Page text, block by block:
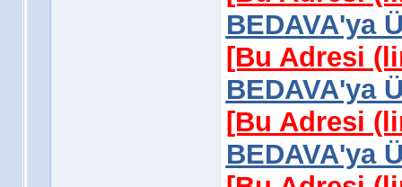
BEDAVA'ya
[Bu Adresi
BEDAVA'ya
[Bu Adresi
BEDAVA'ya